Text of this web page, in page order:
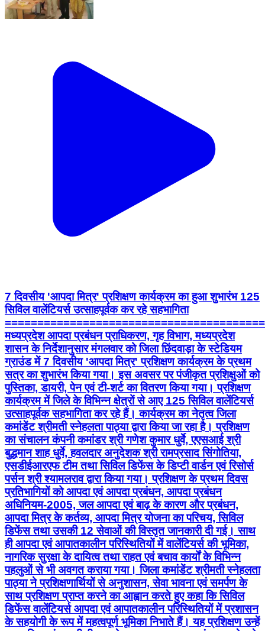
7 दिवसीय 'आपदा मित्र' प्रशिक्षण कार्यक्रम का हुआ शुभारंभ 125
सिविल वालेंटियर्स उत्साहपूर्वक कर रहे सहभागिता
मध्यप्रदेश आपदा प्रबंधन प्राधिकरण, गृह विभाग, मध्यप्रदेश
शासन के निर्देशानुसार मंगलवार को जिला छिंदवाड़ा के स्टेडियम
ग्राउंड में 7 दिवसीय 'आपदा मित्र' प्रशिक्षण कार्यक्रम के प्रथम
सत्र का शुभारंभ किया गया। इस अवसर पर पंजीकृत प्रशिक्षुओं को
पुस्तिका, डायरी, पेन एवं टी-शर्ट का वितरण किया गया। प्रशिक्षण
कार्यक्रम में जिले के विभिन्न क्षेत्रों से आए 125 सिविल वालेंटियर्स
उत्साहपूर्वक सहभागिता कर रहे हैं। कार्यक्रम का नेतृत्व जिला
कमांडेंट श्रीमती स्नेहलता पाठ्या द्वारा किया जा रहा है। प्रशिक्षण
का संचालन कंपनी कमांडर श्री गणेश कुमार धुर्वे, एएसआई श्री
बुद्धमान शाह धुर्वे, हवलदार अनुदेशक श्री रामप्रसाद सिंगोतिया,
एसडीईआरएफ टीम तथा सिविल डिफेंस के डिप्टी वार्डन एवं रिसोर्स
पर्सन श्री श्यामलराव द्वारा किया गया। प्रशिक्षण के प्रथम दिवस
प्रतिभागियों को आपदा एवं आपदा प्रबंधन, आपदा प्रबंधन
अधिनियम-2005, जल आपदा एवं बाढ़ के कारण और प्रबंधन,
आपदा मित्र के कर्तव्य, आपदा मित्र योजना का परिचय, सिविल
डिफेंस तथा उसकी 12 सेवाओं की विस्तृत जानकारी दी गई। साथ
ही आपदा एवं आपातकालीन परिस्थितियों में वालेंटियर्स की भूमिका,
नागरिक सुरक्षा के दायित्व तथा राहत एवं बचाव कार्यों के विभिन्न
पहलुओं से भी अवगत कराया गया। जिला कमांडेंट श्रीमती स्नेहलता
पाठ्या ने प्रशिक्षणार्थियों से अनुशासन, सेवा भावना एवं समर्पण के
साथ प्रशिक्षण प्राप्त करने का आह्वान करते हुए कहा कि सिविल
डिफेंस वालेंटियर्स आपदा एवं आपातकालीन परिस्थितियों में प्रशासन
के सहयोगी के रूप में महत्वपूर्ण भूमिका निभाते हैं। यह प्रशिक्षण उन्हें